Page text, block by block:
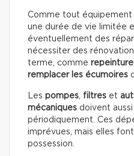
Comme tout équipement
une durée de vie limitée
éventuellement des
nécessiter des
terme, comme
remplacer les écumoires
Les pompes filtres et
mécaniques doivent
périodiquement. Ces
imprévues, mais elles
possession.